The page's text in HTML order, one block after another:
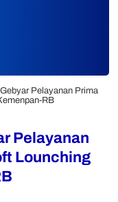
Pelayanan Prima
RB
Pelayanan
Lounching